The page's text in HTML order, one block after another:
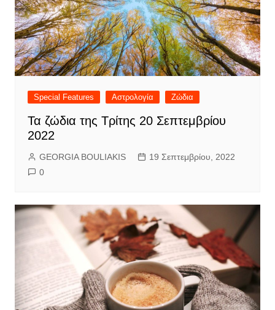
Special Features Αστρολογία Ζώδια
Τα ζώδια της Τρίτης 20 Σεπτεμβρίου
2022
GEORGIA BOULIAKIS
19 Σεπτεμβρίου, 2022
0